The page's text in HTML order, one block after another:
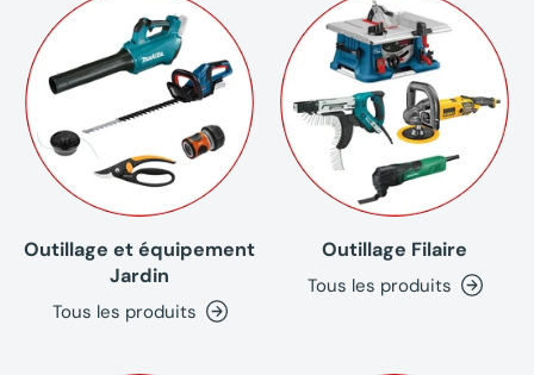
Outillage et équipement
Jardin
Tous les produits
Outillage Filaire
Tous les produits